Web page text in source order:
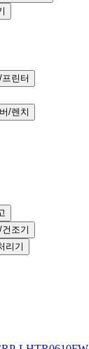
린터
/렌치
조기
리기